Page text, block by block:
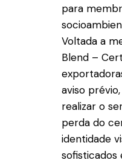
para
Voltada a
Blend –
aviso
realizar o
perda do
identidade
sofisticados